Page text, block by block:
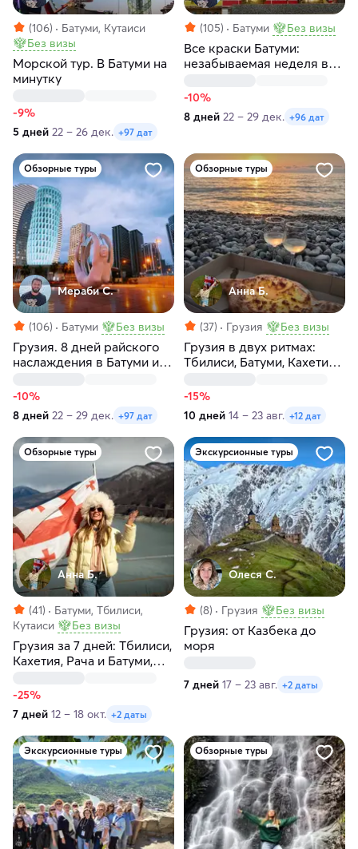
(106)
Батуми, Кутаиси
Без визы
Морской тур. В Батуми на
минутку
-9%
5 дней 22 – 26 дек. +97 дат
(105) Батуми Без визы
Все краски Батуми:
незабываемая неделя в
-10%
8 дней 22 – 29 дек. +96 дат
Обзорные туры
Мераби С.
(106) Батуми Без визы
Грузия. 8 дней райского
наслаждения в Батуми и
-10%
8 дней 22 – 29 дек. +97 дат
Обзорные туры
Анна Б.
(37) Грузия Без визы
Грузия в двух ритмах:
Тбилиси, Батуми, Кахетия,
на море
-15%
10 дней 14 – 23 авг. +12 дат
Обзорные туры
Анна Б.
(41)
Батуми, Тбилиси,
Кутаиси
Без визы
Грузия за 7 дней: Тбилиси,
Кахетия, Рача и Батуми,
вино
-25%
7 дней 12 – 18 окт. +2 даты
Экскурсионные туры
Олеся С.
(8) Грузия Без визы
Грузия: от Казбека до
моря
7 дней 17 – 23 авг. +2 даты
Экскурсионные туры Обзорные туры